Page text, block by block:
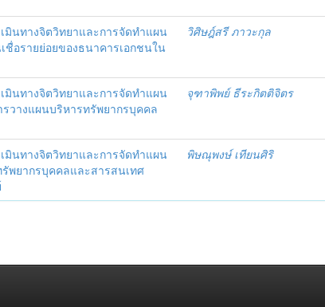
นทางจิตวิทยาและการจัดทำแผน
อรายย่อยของธนาคารเอกชนใน
วิศิษฎ์สรี ภาวะกุล
นทางจิตวิทยาและการจัดทำแผน
วางแผนบริหารทรัพยากรบุคคล
จุฑาพิพย์ ธีระกิตติจิตร
นทางจิตวิทยาและการจัดทำแผน
พยากรบุคคลและสารสนเทศ
พิษณุพงษ์ เทียนศิริ